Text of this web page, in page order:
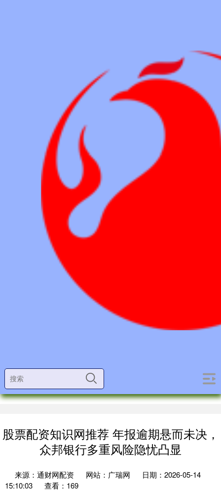
股票配资知识网推荐 年报逾期悬而未决，
众邦银行多重风险隐忧凸显
来源：通财网配资 网站：广瑞网
日期：2026-05-14
15:10:03
查看：169